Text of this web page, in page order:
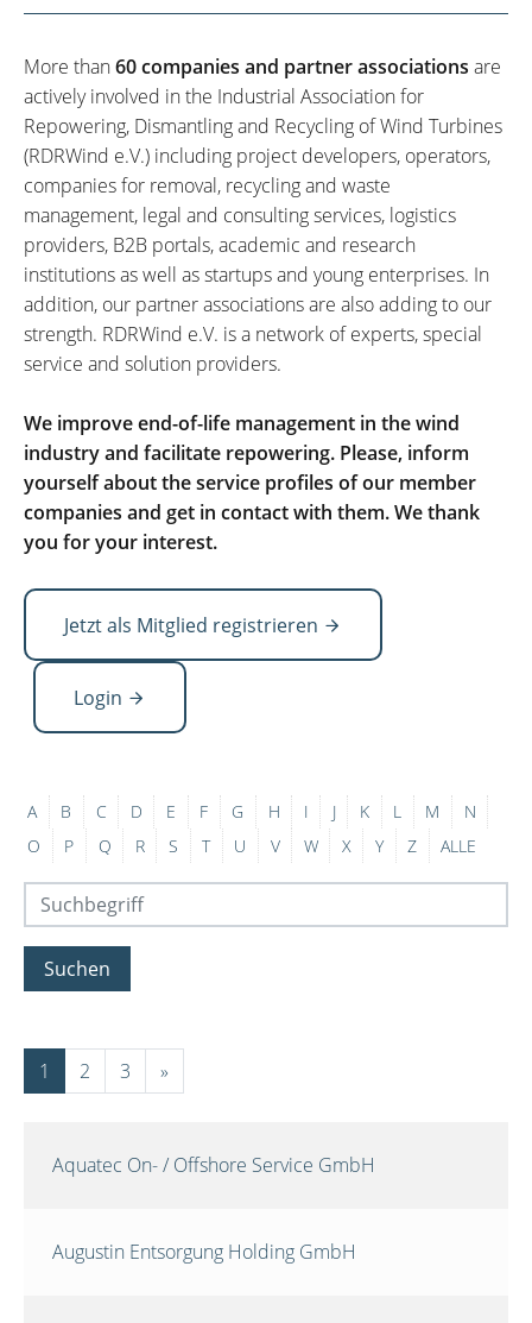
More than60 companies and partner associations are
actively involved in the Industrial Association for
Repowering, Dismantling and Recycling of Wind Turbines
(RDRWind e.V.) including project developers, operators,
companies for removal, recycling and waste
management, legal and consulting services, logistics
providers, B2B portals, academic and research
institutions as well as startups and young enterprises. In
addition, our partner associations are also adding to our
strength. RDRWind e.V. is a network of experts, special
service and solution providers.
We improve end-of-life management in the wind
industry and facilitate repowering. Please, inform
yourself about the service profiles of our member
companies and get in contact with them. We thank
you for your interest.
Jetzt als Mitglied registrieren
Login
A B C D E F G H I J K L M
N
O
P Q R S T U V W X Y Z ALLE
Suchen
1 2 3 »
Aquatec On- / Offshore Service GmbH
Augustin Entsorgung Holding GmbH